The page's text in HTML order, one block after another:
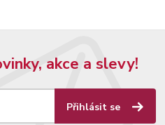
akce a slevy!
Přihlásit se